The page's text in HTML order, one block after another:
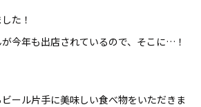
た！
今年も出店されているので、そこに…！
ール片手に美味しい食べ物をいただきま